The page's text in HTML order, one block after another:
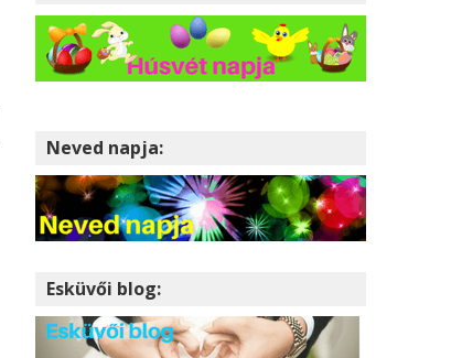
Neved napja:
Esküvői blog: